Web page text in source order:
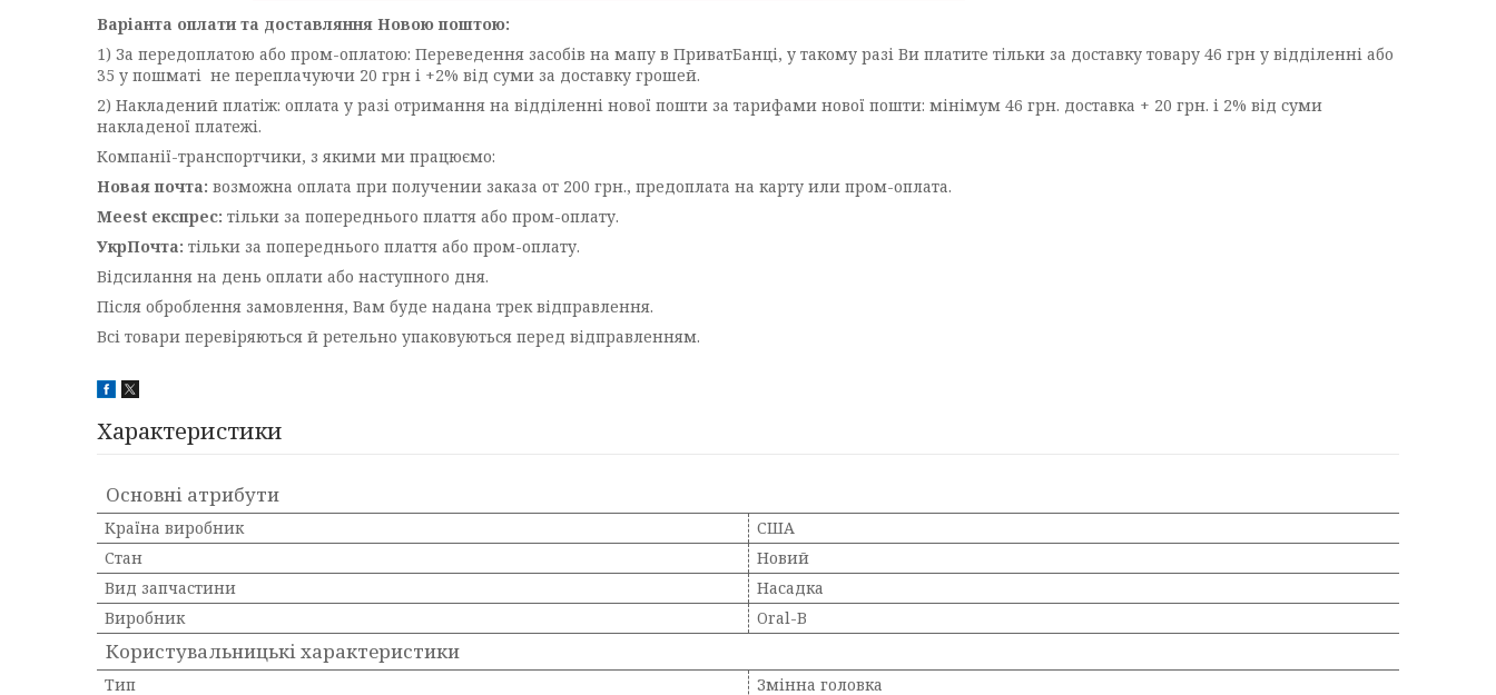
Варіанта оплати та доставляння Новою поштою:
1) За передоплатою або пром-оплатою: Переведення засобів на мапу в ПриватБанці, у такому разі Ви платите тільки за доставку товару 46 грн у відділенні або
35 у пошматі не переплачуючи 20 грн і +2% від суми за доставку грошей.
2) Накладений платіж: оплата у разі отримання на відділенні нової пошти за тарифами нової пошти: мінімум 46 грн. доставка + 20 грн. і 2% від суми
накладеної платежі.
Компанії-транспортчики, з якими ми працюємо:
Новая почта: возможна оплата при получении заказа от 200 грн., предоплата на карту или пром-оплата.
Meest експрес: тільки за попереднього плаття або пром-оплату.
УкрПочта: тільки за попереднього плаття або пром-оплату.
Відсилання на день оплати або наступного дня.
Після оброблення замовлення, Вам буде надана трек відправлення.
Всі товари перевіряються й ретельно упаковуються перед відправленням.
Характеристики
Основні атрибути
Країна виробник
США
Стан
Новий
Вид запчастини
Насадка
Виробник
Oral-B
Користувальницькі характеристики
Тип Змінна головка